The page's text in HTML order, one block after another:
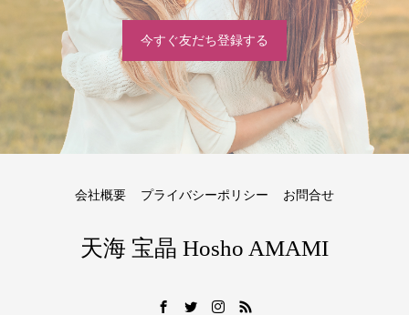
今すぐ友だち登録する
会社概要 プライバシーポリシー お問合せ
天海 宝晶 Hosho AMAMI